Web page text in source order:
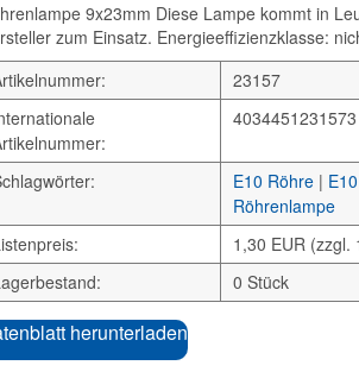
9x23mm Diese Lampe kommt in
zum Einsatz. Energieeffizienzklasse:
23157
4034451231573
E10 Röhre |
Röhrenlampe
1,30 EUR (zzgl.
0 Stück
herunterladen